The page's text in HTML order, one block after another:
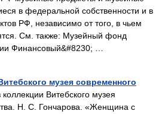
в федеральной собственности и в
РФ, независимо от того, в чьем
См. также: Музейный фонд
Финансовый&#8230; …
музея современного
Витебского музея
Н. С. Гончарова. «Женщина с